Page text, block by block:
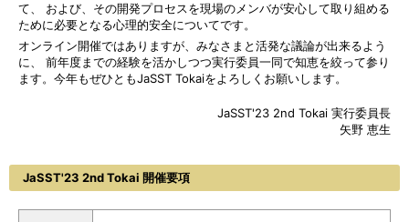
て、 および、その開発プロセスを現場のメンバが安心して取り組める
ために必要となる心理的安全についてです。
オンライン開催ではありますが、みなさまと活発な議論が出来るよう
に、 前年度までの経験を活かしつつ実行委員一同で知恵を絞って参り
ます。今年もぜひともJaSST Tokaiをよろしくお願いします。
JaSST'23 2nd Tokai 実行委員長
矢野 恵生
JaSST'23 2nd Tokai 開催要項